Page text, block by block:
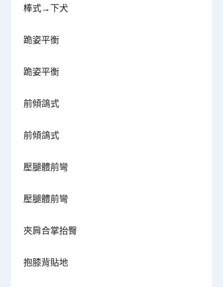
棒式→下犬
跪姿平衡
跪姿平衡
前傾鴿式
前傾鴿式
壓腿體前彎
壓腿體前彎
夾肩合掌抬臀
抱膝背貼地